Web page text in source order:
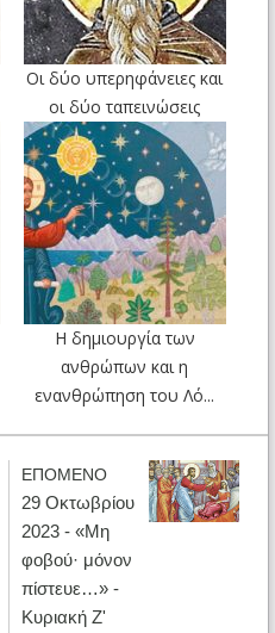
Οι δύο υπερηφάνειες και
οι δύο ταπεινώσεις
Η δημιουργία των
ανθρώπων και η
ενανθρώπηση του Λό...
ΕΠΟΜΕΝΟ
29 Οκτωβρίου
2023 - «Μη
φοβού· μόνον
πίστευε…» -
Κυριακή Ζ'